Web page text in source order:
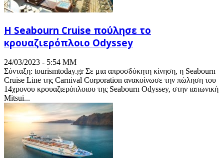
H Seabourn Cruise πούλησε το
κρουαζιερόπλοιο Odyssey
24/03/2023 - 5:54 ΜΜ
Σύνταξη: tourismtoday.gr Σε μια απροσδόκητη κίνηση, η Seabourn
Cruise Line της Carnival Corporation ανακοίνωσε την πώληση του
14χρονου κρουαζιερόπλοιου της Seabourn Odyssey, στην ιαπωνική
Mitsui...